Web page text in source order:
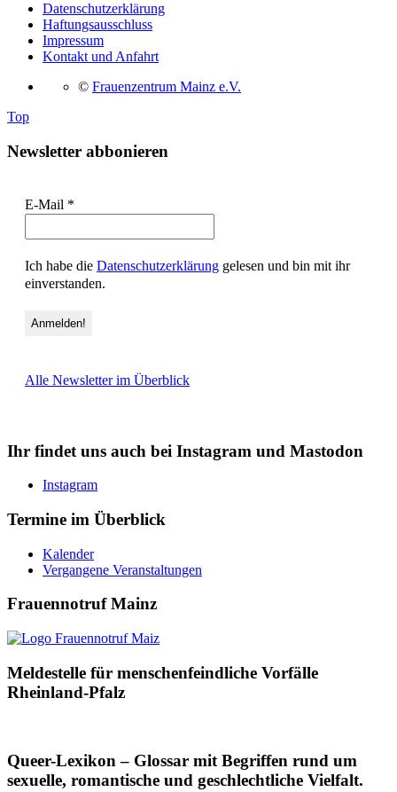
Datenschutzerklärung
Haftungsausschluss
Impressum
Kontakt und Anfahrt
© Frauenzentrum Mainz e.V.
Top
Newsletter abbonieren
E-Mail *
Ich habe die Datenschutzerklärung gelesen und bin mit ihr
einverstanden.
Alle Newsletter im Überblick
Ihr findet uns auch bei Instagram und Mastodon
Instagram
Termine im Überblick
Kalender
Vergangene Veranstaltungen
Frauennotruf Mainz
Meldestelle für menschenfeindliche Vorfälle
Rheinland-Pfalz
Queer-Lexikon – Glossar mit Begriffen rund um
sexuelle, romantische und geschlechtliche Vielfalt.